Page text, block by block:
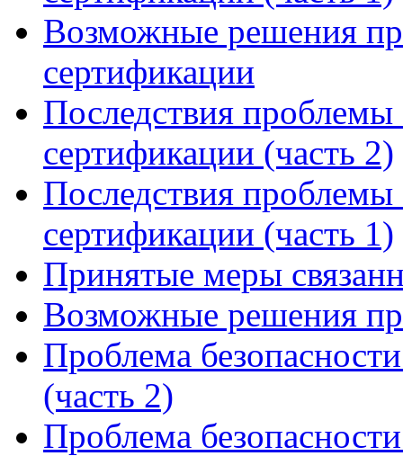
Возможные решения
сертификации
Последствия проблемы
сертификации (часть 2)
Последствия проблемы
сертификации (часть 1)
Принятые меры
Возможные решения
Проблема
(часть 2)
Проблема